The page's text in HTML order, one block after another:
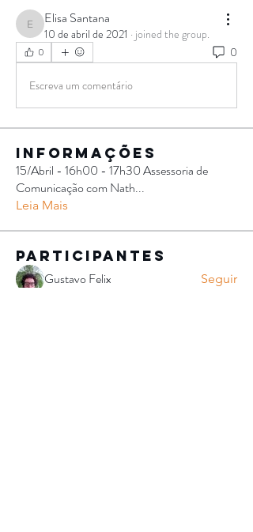
Elisa Santana
Elisa Santana
10 de abril de 2021 · joined the group.
0 0
Escreva um comentário
Informações
15/Abril - 16h00 - 17h30 Assessoria de
Comunicação com Nath...
Leia Mais
Participantes
Gustavo Felix
Seguir